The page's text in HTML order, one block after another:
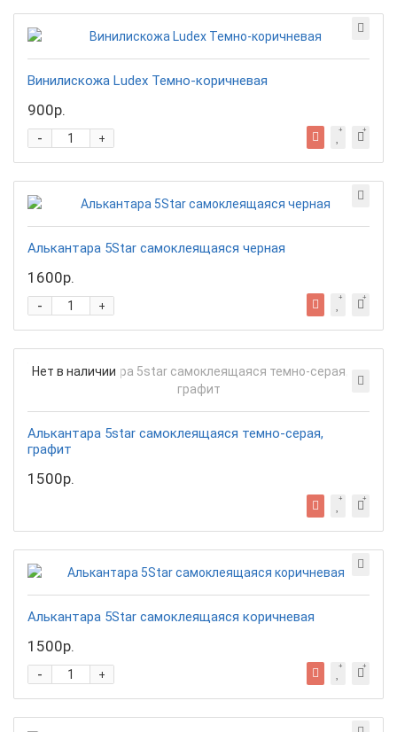
Винилискожа Ludex Темно-коричневая
900р.
+
-
Алькантара 5Star самоклеящаяся черная
1600р.
+
-
Нет в наличии
Алькантара 5star самоклеящаяся темно-серая,
графит
1500р.
Алькантара 5Star самоклеящаяся коричневая
1500р.
+
-